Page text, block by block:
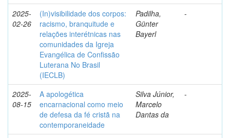
2025-
02-26
(In)visibilidade dos corpos:
racismo, branquitude e
relações interétnicas nas
comunidades da Igreja
Evangélica de Confissão
Luterana No Brasil
(IECLB)
Padilha,
Günter
Bayerl
-
2025-
08-15
A apologética
encarnacional como meio
de defesa da fé cristã na
contemporaneidade
Silva Júnior,
Marcelo
Dantas da
-